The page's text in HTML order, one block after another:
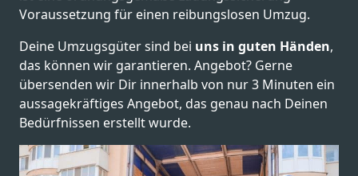
Voraussetzung für einen reibungslosen Umzug.
Deine Umzugsgüter sind bei uns in guten Händen,
das können wir garantieren. Angebot? Gerne
übersenden wir Dir innerhalb von nur 3 Minuten ein
aussagekräftiges Angebot, das genau nach Deinen
Bedürfnissen erstellt wurde.